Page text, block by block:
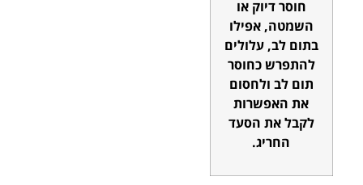
חוסר דיוק או
השמטה, אפילו
בתום לב, עלולים
להתפרש כחוסר
תום לב ולחסום
את האפשרות
לקבל את הסעד
החריג.